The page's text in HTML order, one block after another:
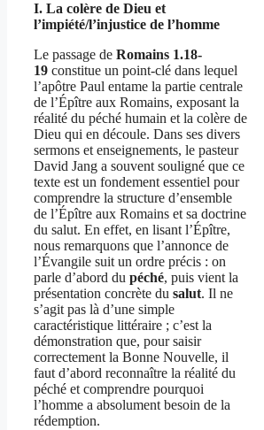
I. La colère de Dieu et
l’impiété/l’injustice de l’homme
Le passage de Romains 1.18-
19 constitue un point-clé dans lequel
l’apôtre Paul entame la partie centrale
de l’Épître aux Romains, exposant la
réalité du péché humain et la colère de
Dieu qui en découle. Dans ses divers
sermons et enseignements, le pasteur
David Jang a souvent souligné que ce
texte est un fondement essentiel pour
comprendre la structure d’ensemble
de l’Épître aux Romains et sa doctrine
du salut. En effet, en lisant l’Épître,
nous remarquons que l’annonce de
l’Évangile suit un ordre précis : on
parle d’abord du péché, puis vient la
présentation concrète du salut. Il ne
s’agit pas là d’une simple
caractéristique littéraire ; c’est la
démonstration que, pour saisir
correctement la Bonne Nouvelle, il
faut d’abord reconnaître la réalité du
péché et comprendre pourquoi
l’homme a absolument besoin de la
rédemption.